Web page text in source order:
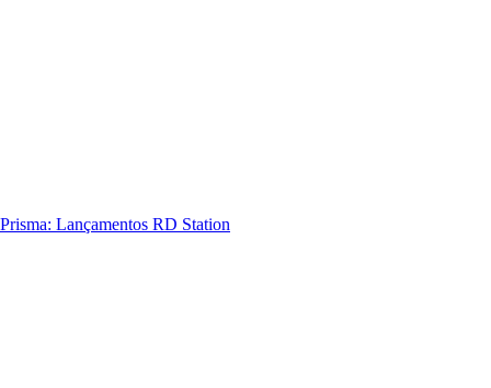
Prisma: Lançamentos RD Station